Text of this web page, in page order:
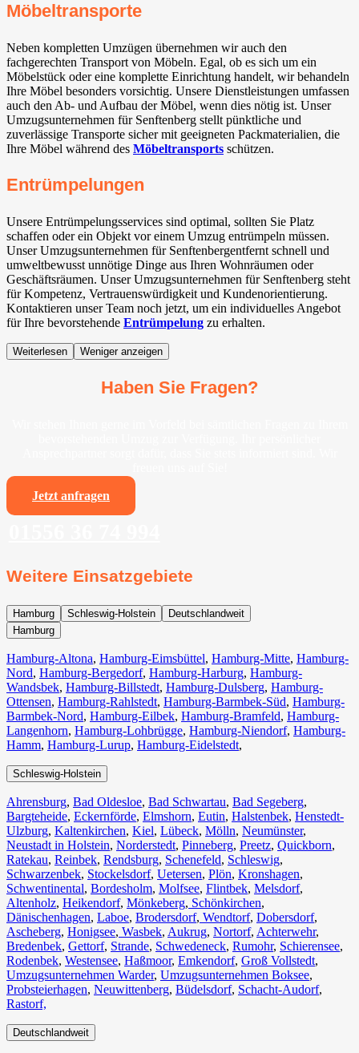
Möbeltransporte
Neben kompletten Umzügen übernehmen wir auch den
fachgerechten Transport von Möbeln. Egal, ob es sich um ein
Möbelstück oder eine komplette Einrichtung handelt, wir behandeln
Ihre Möbel besonders vorsichtig. Unsere Dienstleistungen umfassen
auch den Ab- und Aufbau der Möbel, wenn dies nötig ist. Unser
Umzugsunternehmen für Senftenberg stellt pünktliche und
zuverlässige Transporte sicher mit geeigneten Packmaterialien, die
Ihre Möbel während des Möbeltransports schützen.
Entrümpelungen
Unsere Entrümpelungsservices sind optimal, sollten Sie Platz
schaffen oder ein Objekt vor einem Umzug entrümpeln müssen.
Unser Umzugsunternehmen für Senftenbergentfernt schnell und
umweltbewusst unnötige Dinge aus Ihren Wohnräumen oder
Geschäftsräumen. Unser Umzugsunternehmen für Senftenberg steht
für Kompetenz, Vertrauenswürdigkeit und Kundenorientierung.
Kontaktieren unser Team noch jetzt, um ein individuelles Angebot
für Ihre bevorstehende Entrümpelung zu erhalten.
Weiterlesen Weniger anzeigen
Haben Sie Fragen?
Jetzt anfragen
Weitere Einsatzgebiete
Hamburg Schleswig-Holstein
Deutschlandweit
Hamburg
Hamburg-Altona, Hamburg-Eimsbüttel, Hamburg-Mitte, Hamburg-
Nord, Hamburg-Bergedorf, Hamburg-Harburg, Hamburg-
Wandsbek, Hamburg-Billstedt, Hamburg-Dulsberg, Hamburg-
Ottensen, Hamburg-Rahlstedt, Hamburg-Barmbek-Süd, Hamburg-
Barmbek-Nord, Hamburg-Eilbek, Hamburg-Bramfeld, Hamburg-
Langenhorn, Hamburg-Lohbrügge, Hamburg-Niendorf, Hamburg-
Hamm, Hamburg-Lurup, Hamburg-Eidelstedt,
Schleswig-Holstein
Ahrensburg, Bad Oldesloe, Bad Schwartau, Bad Segeberg,
Bargteheide, Eckernförde, Elmshorn, Eutin, Halstenbek, Henstedt-
Ulzburg, Kaltenkirchen, Kiel, Lübeck, Mölln, Neumünster,
Neustadt in Holstein, Norderstedt, Pinneberg, Preetz, Quickborn,
Ratekau, Reinbek, Rendsburg, Schenefeld, Schleswig,
Schwarzenbek, Stockelsdorf, Uetersen, Plön, Kronshagen,
Schwentinental, Bordesholm, Molfsee, Flintbek, Melsdorf,
Altenholz, Heikendorf, Mönkeberg, Schönkirchen,
Dänischenhagen, Laboe, Brodersdorf, Wendtorf, Dobersdorf,
Ascheberg, Honigsee, Wasbek, Aukrug, Nortorf, Achterwehr,
Bredenbek, Gettorf, Strande, Schwedeneck, Rumohr, Schierensee,
Rodenbek, Westensee, Haßmoor, Emkendorf, Groß Vollstedt,
Umzugsunternehmen Warder, Umzugsunternehmen Boksee,
Probsteierhagen, Neuwittenberg, Büdelsdorf, Schacht-Audorf,
Rastorf,
Deutschlandweit